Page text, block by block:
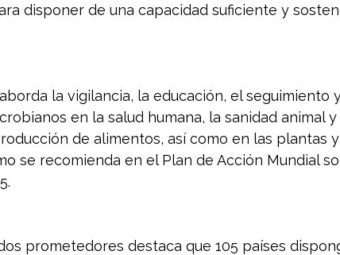
disponer de una capacidad suficiente y
la vigilancia, la educación, el seguimiento
en la salud humana, la sanidad animal
de alimentos, así como en las plantas
se recomienda en el Plan de Acción Mundial
prometedores destaca que 105 países